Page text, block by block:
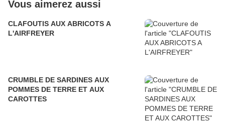
Vous aimerez aussi
CLAFOUTIS AUX ABRICOTS A
L'AIRFREYER
CRUMBLE DE SARDINES AUX
POMMES DE TERRE ET AUX
CAROTTES